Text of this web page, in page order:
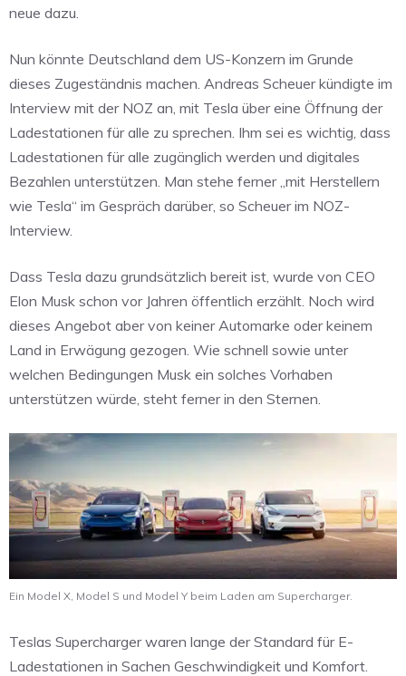
neue dazu.
Nun könnte Deutschland dem US-Konzern im Grunde
dieses Zugeständnis machen. Andreas Scheuer kündigte im
Interview mit der NOZ an, mit Tesla über eine Öffnung der
Ladestationen für alle zu sprechen. Ihm sei es wichtig, dass
Ladestationen für alle zugänglich werden und digitales
Bezahlen unterstützen. Man stehe ferner „mit Herstellern
wie Tesla“ im Gespräch darüber, so Scheuer im NOZ-
Interview.
Dass Tesla dazu grundsätzlich bereit ist, wurde von CEO
Elon Musk schon vor Jahren öffentlich erzählt. Noch wird
dieses Angebot aber von keiner Automarke oder keinem
Land in Erwägung gezogen. Wie schnell sowie unter
welchen Bedingungen Musk ein solches Vorhaben
unterstützen würde, steht ferner in den Sternen.
Ein Model X, Model S und Model Y beim Laden am Supercharger.
Teslas Supercharger waren lange der Standard für E-
Ladestationen in Sachen Geschwindigkeit und Komfort.